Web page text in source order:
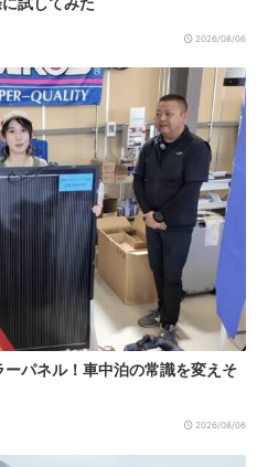
2026/08/06
パネル！車中泊の常識を変えそ
2026/08/06